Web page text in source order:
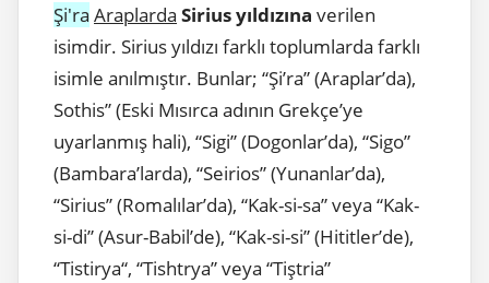
Şi'ra Araplarda Sirius yıldızına verilen
isimdir. Sirius yıldızı farklı toplumlarda farklı
isimle anılmıştır. Bunlar; “Şi’ra” (Araplar’da),
Sothis” (Eski Mısırca adının Grekçe’ye
uyarlanmış hali), “Sigi” (Dogonlar’da), “Sigo”
(Bambara’larda), “Seirios” (Yunanlar’da),
“Sirius” (Romalılar’da), “Kak-si-sa” veya “Kak-
si-di” (Asur-Babil’de), “Kak-si-si” (Hititler’de),
“Tistirya“, “Tishtrya” veya “Tiştria”